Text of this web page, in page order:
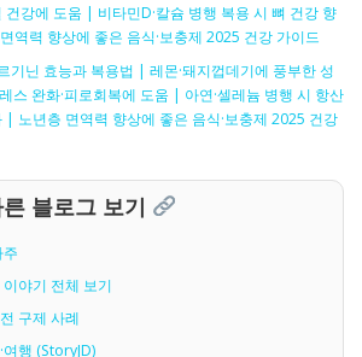
건강에 도움 | 비타민D·칼슘 병행 복용 시 뼈 건강 향
역력 향상에 좋은 음식·보충제 2025 건강 가이드
기닌 효능과 복용법 | 레몬·돼지껍데기에 풍부한 성
스 완화·피로회복에 도움 | 아연·셀레늄 병행 시 항산
| 노년층 면역력 향상에 좋은 음식·보충제 2025 건강
블로그 보기
주
이야기 전체 보기
구제 사례
여행 (StoryJD)